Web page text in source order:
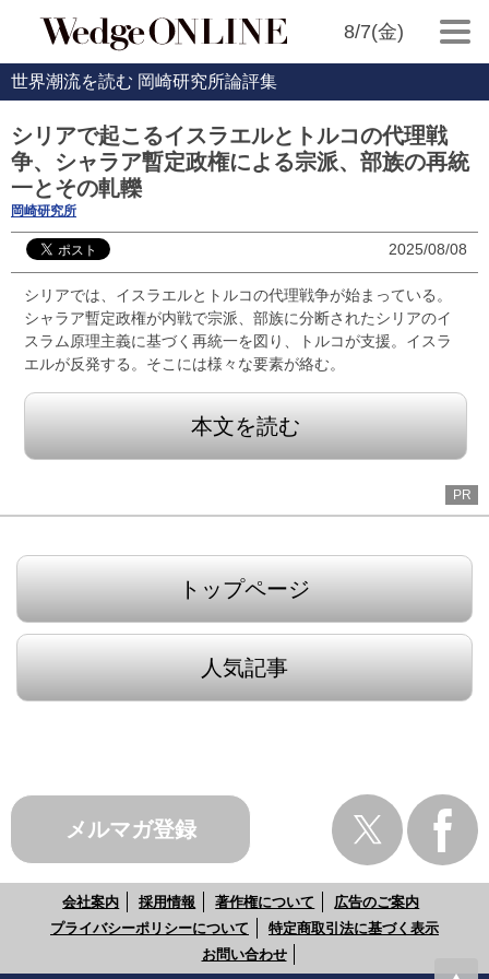
8/7(金)
世界潮流を読む 岡崎研究所論評集
シリアで起こるイスラエルとトルコの代理戦
争、シャラア暫定政権による宗派、部族の再統
一とその軋轢
岡崎研究所
2025/08/08
シリアでは、イスラエルとトルコの代理戦争が始まっている。
シャラア暫定政権が内戦で宗派、部族に分断されたシリアのイ
スラム原理主義に基づく再統一を図り、トルコが支援。イスラ
エルが反発する。そこには様々な要素が絡む。
本文を読む
PR
トップページ
人気記事
メルマガ登録
会社案内 採用情報 著作権について
広告のご案内
プライバシーポリシーについて
特定商取引法に基づく表示
お問い合わせ